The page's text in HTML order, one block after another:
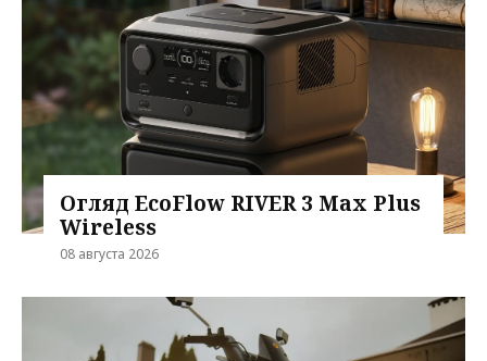
Огляд EcoFlow RIVER 3 Max Plus
Wireless
08 августа 2026